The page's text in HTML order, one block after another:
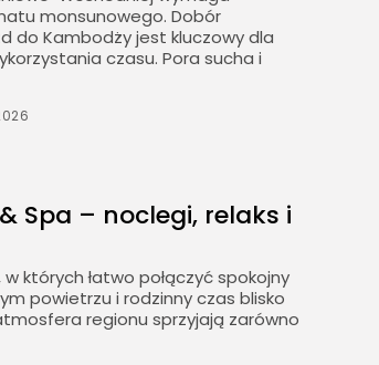
monsunowego. Dobór
do Kambodży jest kluczowy dla
czasu. Pora sucha i
Spa – noclegi, relaks i
których łatwo połączyć spokojny
powietrzu i rodzinny czas blisko
regionu sprzyjają zarówno